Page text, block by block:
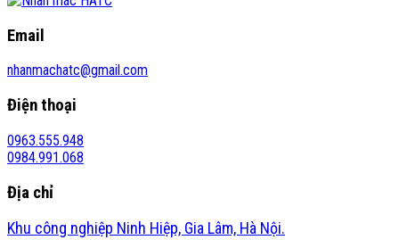
Email
nhanmachatc@gmail.com
Điện thoại
0963.555.948
0984.991.068
Địa chỉ
Khu công nghiệp Ninh Hiệp, Gia Lâm, Hà Nội.